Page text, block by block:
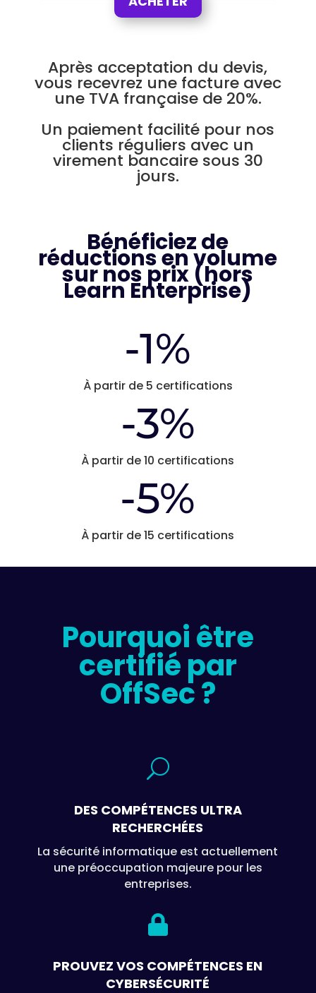
Après acceptation du devis,
vous recevrez une facture avec
une TVA française de 20%.
Un paiement facilité pour nos
clients réguliers avec un
virement bancaire sous 30
jours.
Bénéficiez de
réductions en volume
sur nos prix (hors
Learn Enterprise)
-1%
À partir de 5 certifications
-3%
À partir de 10 certifications
-5%
À partir de 15 certifications
Pourquoi être
certifié par
OffSec ?
U
DES COMPÉTENCES ULTRA
RECHERCHÉES
La sécurité informatique est actuellement
une préoccupation majeure pour les
entreprises.

PROUVEZ VOS COMPÉTENCES EN
CYBERSÉCURITÉ